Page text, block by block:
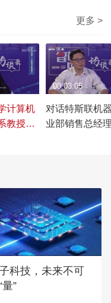
更多 >
计算机
教授孙
对话特斯联机
业部销售总经
00:03:05
科技，未来不可
量”